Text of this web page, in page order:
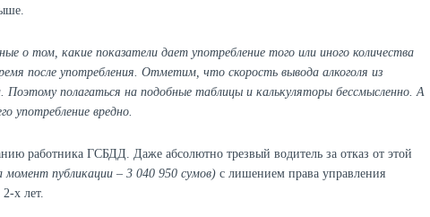
о том, какие показатели дает употребление того или иного количества
после употребления. Отметим, что скорость вывода алкоголя из
Поэтому полагаться на подобные таблицы и калькуляторы бессмысленно. А
употребление вредно.
работника ГСБДД. Даже абсолютно трезвый водитель за отказ от этой
момент публикации – 3 040 950 сумов)с лишением права управления
х лет.